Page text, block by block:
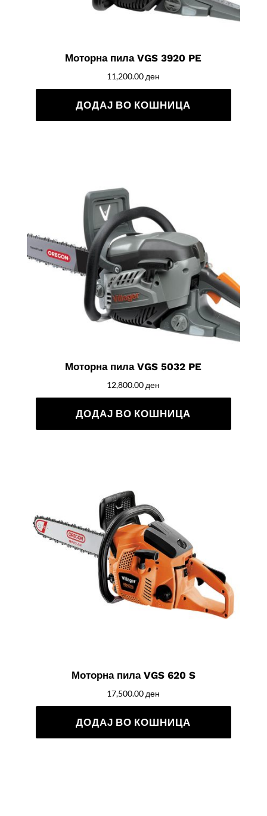
Моторна пила VGS 3920 PE
11,200.00 ден
ДОДАЈ ВО КОШНИЦА
Моторна пила VGS 5032 PE
12,800.00 ден
ДОДАЈ ВО КОШНИЦА
Моторна пила VGS 620 S
17,500.00 ден
ДОДАЈ ВО КОШНИЦА